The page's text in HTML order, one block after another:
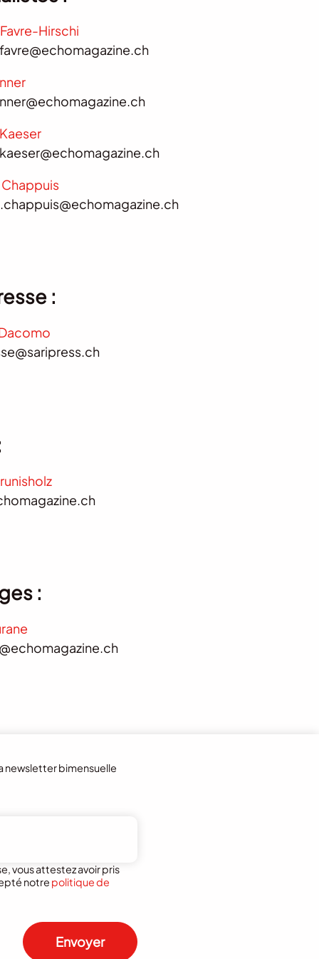
Hirschi
:
:
newsletter bimensuelle
vous attestez avoir pris
notre politique de
Envoyer